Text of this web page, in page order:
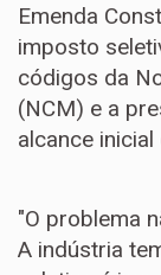
Emenda
imposto
códigos da
(NCM) e a
alcance
"O problema
A indústria